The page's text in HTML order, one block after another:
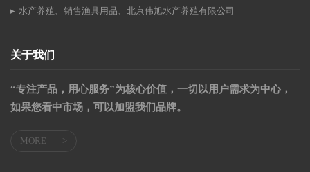
水产养殖、销售渔具用品、北京伟旭水产养殖有限公司
关于我们
“专注产品，用心服务”为核心价值，一切以用户需求为中心，
如果您看中市场，可以加盟我们品牌。
MORE >